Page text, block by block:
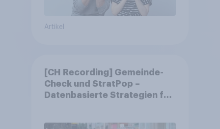
Artikel
[CH Recording] Gemeinde-
Check und StratPop –
Datenbasierte Strategien für